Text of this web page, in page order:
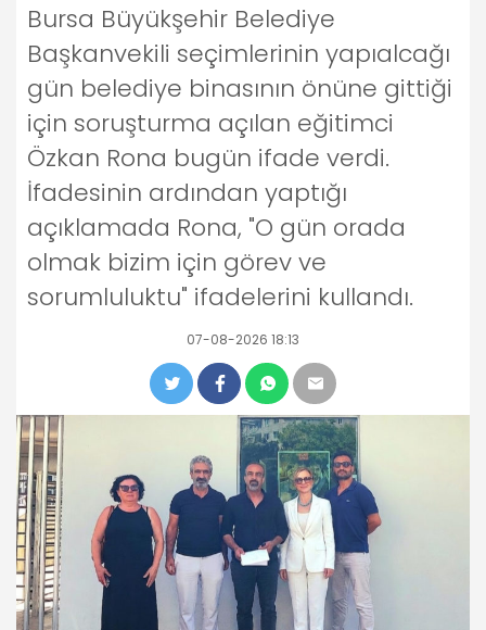
Bursa Büyükşehir Belediye
Başkanvekili seçimlerinin yapıalcağı
gün belediye binasının önüne gittiği
için soruşturma açılan eğitimci
Özkan Rona bugün ifade verdi.
İfadesinin ardından yaptığı
açıklamada Rona, "O gün orada
olmak bizim için görev ve
sorumluluktu" ifadelerini kullandı.
07-08-2026 18:13